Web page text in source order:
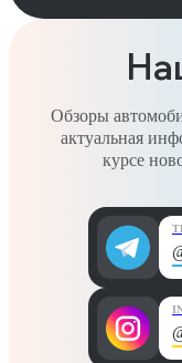
Обзоры
актуальная
курсе